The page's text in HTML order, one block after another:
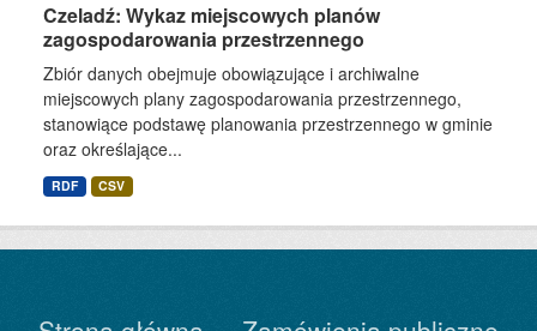
Czeladź: Wykaz miejscowych planów
zagospodarowania przestrzennego
Zbiór danych obejmuje obowiązujące i archiwalne
miejscowych plany zagospodarowania przestrzennego,
stanowiące podstawę planowania przestrzennego w gminie
oraz określające...
RDF CSV